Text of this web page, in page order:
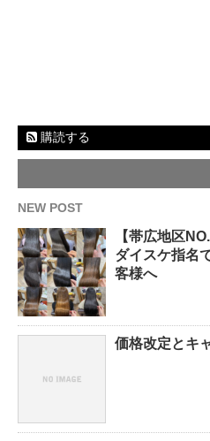
購読する
NEW POST
【帯広地区
ダイスケ指名
客様へ
価格改定とキ